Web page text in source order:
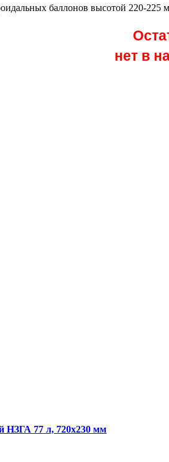
баллонов высотой 220-
нет в
НЗГА 77 л, 720х230 мм